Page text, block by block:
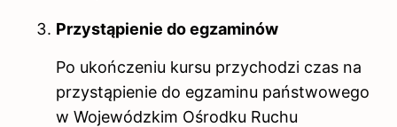
Przystąpienie do egzaminów
Po ukończeniu kursu przychodzi czas na
przystąpienie do egzaminu państwowego
w Wojewódzkim Ośrodku Ruchu